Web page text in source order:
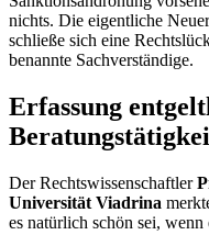
nichts. Die eigentliche
schließe sich eine
benannte Sachverständige.
Erfassung
Der Rechtswissenschaftler
Universität Viadrina
es natürlich schön sei,